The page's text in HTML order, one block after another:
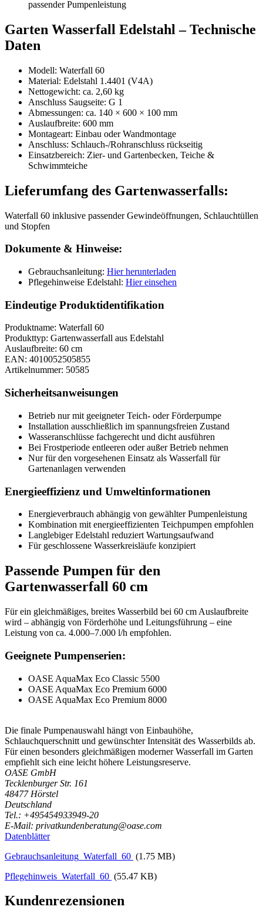
passender Pumpenleistung
Garten Wasserfall Edelstahl – Technische
Daten
Modell: Waterfall 60
Material: Edelstahl 1.4401 (V4A)
Nettogewicht: ca. 2,60 kg
Anschluss Saugseite: G 1
Abmessungen: ca. 140 × 600 × 100 mm
Auslaufbreite: 600 mm
Montageart: Einbau oder Wandmontage
Anschluss: Schlauch-/Rohranschluss rückseitig
Einsatzbereich: Zier- und Gartenbecken, Teiche &
Schwimmteiche
Lieferumfang des Gartenwasserfalls:
Waterfall 60 inklusive passender Gewindeöffnungen, Schlauchtüllen
und Stopfen
Dokumente & Hinweise:
Gebrauchsanleitung: Hier herunterladen
Pflegehinweise Edelstahl: Hier einsehen
Eindeutige Produktidentifikation
Produktname: Waterfall 60
Produkttyp: Gartenwasserfall aus Edelstahl
Auslaufbreite: 60 cm
EAN: 4010052505855
Artikelnummer: 50585
Sicherheitsanweisungen
Betrieb nur mit geeigneter Teich- oder Förderpumpe
Installation ausschließlich im spannungsfreien Zustand
Wasseranschlüsse fachgerecht und dicht ausführen
Bei Frostperiode entleeren oder außer Betrieb nehmen
Nur für den vorgesehenen Einsatz als Wasserfall für
Gartenanlagen verwenden
Energieeffizienz und Umweltinformationen
Energieverbrauch abhängig von gewählter Pumpenleistung
Kombination mit energieeffizienten Teichpumpen empfohlen
Langlebiger Edelstahl reduziert Wartungsaufwand
Für geschlossene Wasserkreisläufe konzipiert
Passende Pumpen für den
Gartenwasserfall 60 cm
Für ein gleichmäßiges, breites Wasserbild bei 60 cm Auslaufbreite
wird – abhängig von Förderhöhe und Leitungsführung – eine
Leistung von ca. 4.000–7.000 l/h empfohlen.
Geeignete Pumpenserien:
OASE AquaMax Eco Classic 5500
OASE AquaMax Eco Premium 6000
OASE AquaMax Eco Premium 8000
Die finale Pumpenauswahl hängt von Einbauhöhe,
Schlauchquerschnitt und gewünschter Intensität des Wasserbilds ab.
Für einen besonders gleichmäßigen moderner Wasserfall im Garten
empfiehlt sich eine leicht höhere Leistungsreserve.
OASE GmbH
Tecklenburger Str. 161
48477 Hörstel
Deutschland
Tel.: +495454933949-20
E-Mail: privatkundenberatung@oase.com
Datenblätter
Gebrauchsanleitung_Waterfall_60 (1.75 MB)
Pflegehinweis_Waterfall_60 (55.47 KB)
Kundenrezensionen